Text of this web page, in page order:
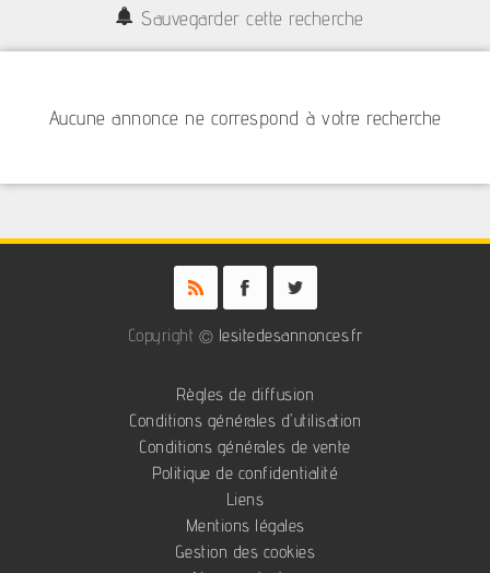
Sauvegarder cette recherche
Aucune annonce ne correspond à votre recherche
Copyright © lesitedesannonces.fr
Règles de diffusion
Conditions générales d'utilisation
Conditions générales de vente
Politique de confidentialité
Liens
Mentions légales
Gestion des cookies